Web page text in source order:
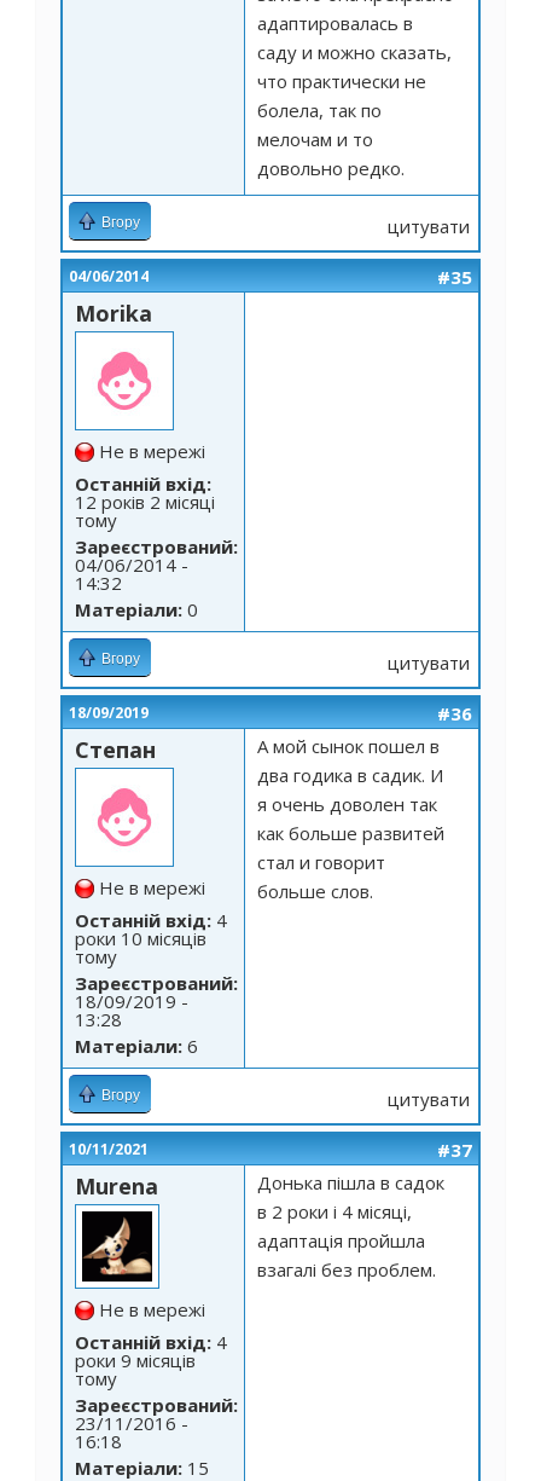
адаптировалась в
саду и можно сказать,
что практически не
болела, так по
мелочам и то
довольно редко.
Вгору цитувати
04/06/2014 #35
Morika
Не в мережі
Останній вхід:
12 років 2 місяці
тому
Зареєстрований:
04/06/2014 -
14:32
Матеріали: 0
Вгору цитувати
18/09/2019 #36
Степан
Не в мережі
Останній вхід: 4
роки 10 місяців
тому
Зареєстрований:
18/09/2019 -
13:28
Матеріали: 6
А мой сынок пошел в
два годика в садик. И
я очень доволен так
как больше развитей
стал и говорит
больше слов.
Вгору цитувати
10/11/2021 #37
Murena
Не в мережі
Останній вхід: 4
роки 9 місяців
тому
Зареєстрований:
23/11/2016 -
16:18
Матеріали: 15
Донька пішла в садок
в 2 роки і 4 місяці,
адаптація пройшла
взагалі без проблем.